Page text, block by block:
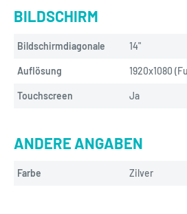
BILDSCHIRM
Bildschirmdiagonale 14"
Auflösung 1920x1080
Touchscreen Ja
ANDERE ANGABEN
Farbe Zilver